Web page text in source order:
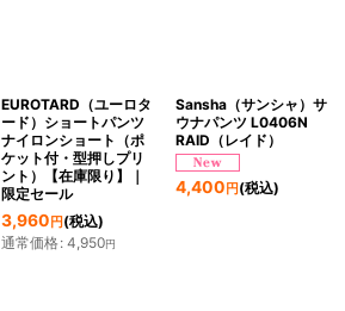
EUROTARD（ユーロタ
ード）ショートパンツ
ナイロンショート（ポ
ケット付・型押しプリ
ント）【在庫限り】｜
限定セール
3,960 円(税込)
通常価格: 4,950円
Sansha（サンシャ）サ
ウナパンツ L0406N
RAID（レイド）
4,400 円(税込)